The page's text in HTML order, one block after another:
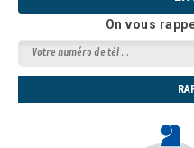
On vous